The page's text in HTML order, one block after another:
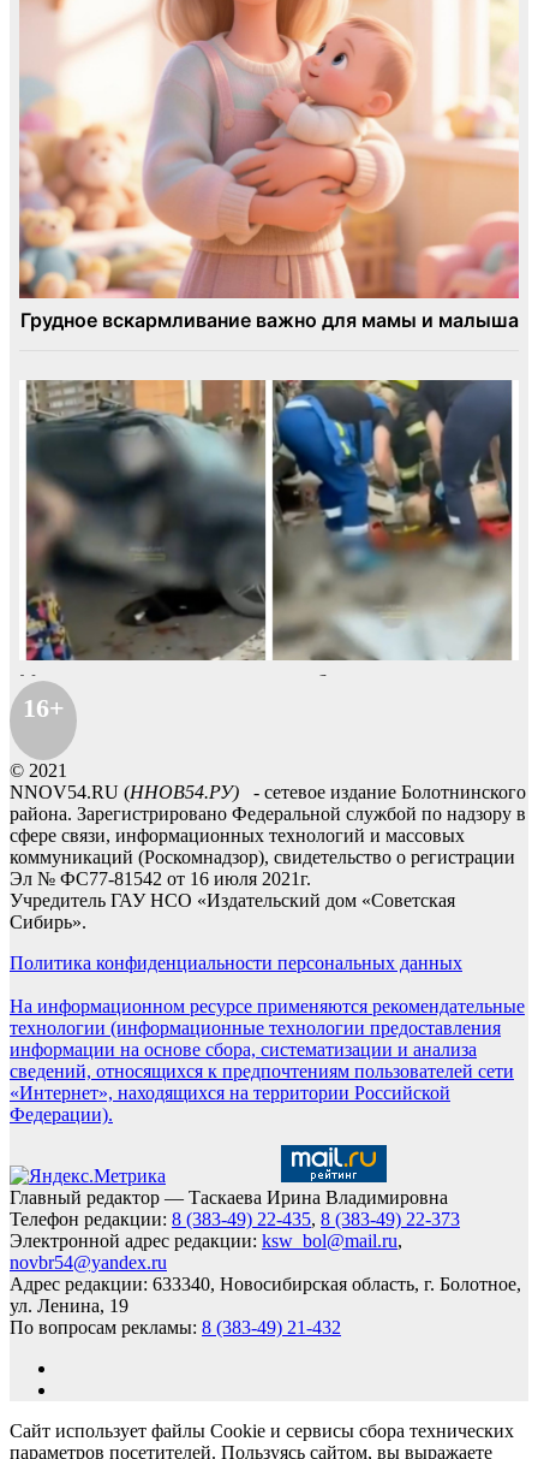
16+
© 2021
NNOV54.RU (ННОВ54.РУ) - сетевое издание Болотнинского
района. Зарегистрировано Федеральной службой по надзору в
сфере связи, информационных технологий и массовых
коммуникаций (Роскомнадзор), свидетельство о регистрации
Эл № ФС77-81542 от 16 июля 2021г.
Учредитель ГАУ НСО «Издательский дом «Советская
Сибирь».
Политика конфиденциальности персональных данных
На информационном ресурсе применяются рекомендательные
технологии (информационные технологии предоставления
информации на основе сбора, систематизации и анализа
сведений, относящихся к предпочтениям пользователей сети
«Интернет», находящихся на территории Российской
Федерации).
Главный редактор — Таскаева Ирина Владимировна
Телефон редакции: 8 (383-49) 22-435, 8 (383-49) 22-373
Электронной адрес редакции: ksw_bol@mail.ru,
novbr54@yandex.ru
Адрес редакции: 633340, Новосибирская область, г. Болотное,
ул. Ленина, 19
По вопросам рекламы: 8 (383-49) 21-432
Сайт использует файлы Cookie и сервисы сбора технических
параметров посетителей. Пользуясь сайтом, вы выражаете